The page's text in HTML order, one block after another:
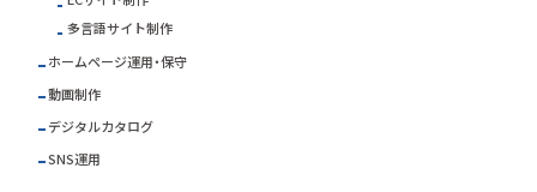
多言語サイト制作
ホームページ運用・保守
動画制作
デジタルカタログ
SNS運用